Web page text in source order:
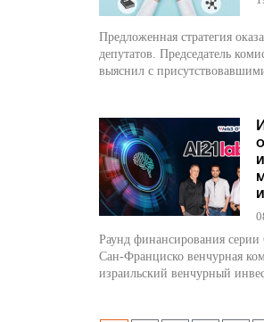
Предложенная стратегия
депутатов. Председатель
выяснил с
Раунд финансирования серии
Сан-Франциско венчурная
израильский венчурный